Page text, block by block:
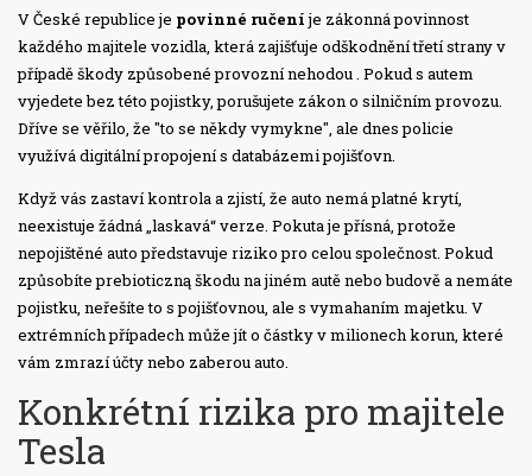
V České republice je povinné ručeníje zákonná povinnost
každého majitele vozidla, která zajišťuje odškodnění třetí strany v
případě škody způsobené provozní nehodou. Pokud s autem
vyjedete bez této pojistky, porušujete zákon o silničním provozu.
Dříve se věřilo, že "to se někdy vymykne", ale dnes policie
využívá digitální propojení s databázemi pojišťovn.
Když vás zastaví kontrola a zjistí, že auto nemá platné krytí,
neexistuje žádná „laskavá“ verze. Pokuta je přísná, protože
nepojištěné auto představuje riziko pro celou společnost. Pokud
způsobíte prebioticzną škodu na jiném autě nebo budově a nemáte
pojistku, neřešíte to s pojišťovnou, ale s vymahaním majetku. V
extrémních případech může jít o částky v milionech korun, které
vám zmrazí účty nebo zaberou auto.
Konkrétní rizika pro majitele
Tesla